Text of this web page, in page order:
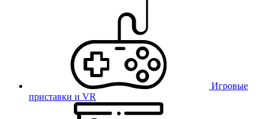
Игровые
приставки и VR